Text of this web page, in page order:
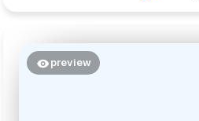
preview